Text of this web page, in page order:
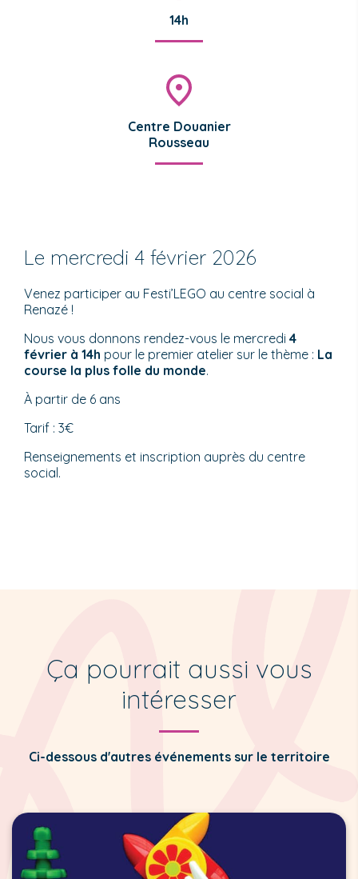
14h
Centre Douanier
Rousseau
Le mercredi 4 février 2026
Venez participer au Festi’LEGO au centre social à
Renazé !
Nous vous donnons rendez-vous le mercredi 4
février à 14h pour le premier atelier sur le thème : La
course la plus folle du monde.
À partir de 6 ans
Tarif : 3€
Renseignements et inscription auprès du centre
social.
Ça pourrait aussi vous
intéresser
Ci-dessous d'autres événements sur le territoire